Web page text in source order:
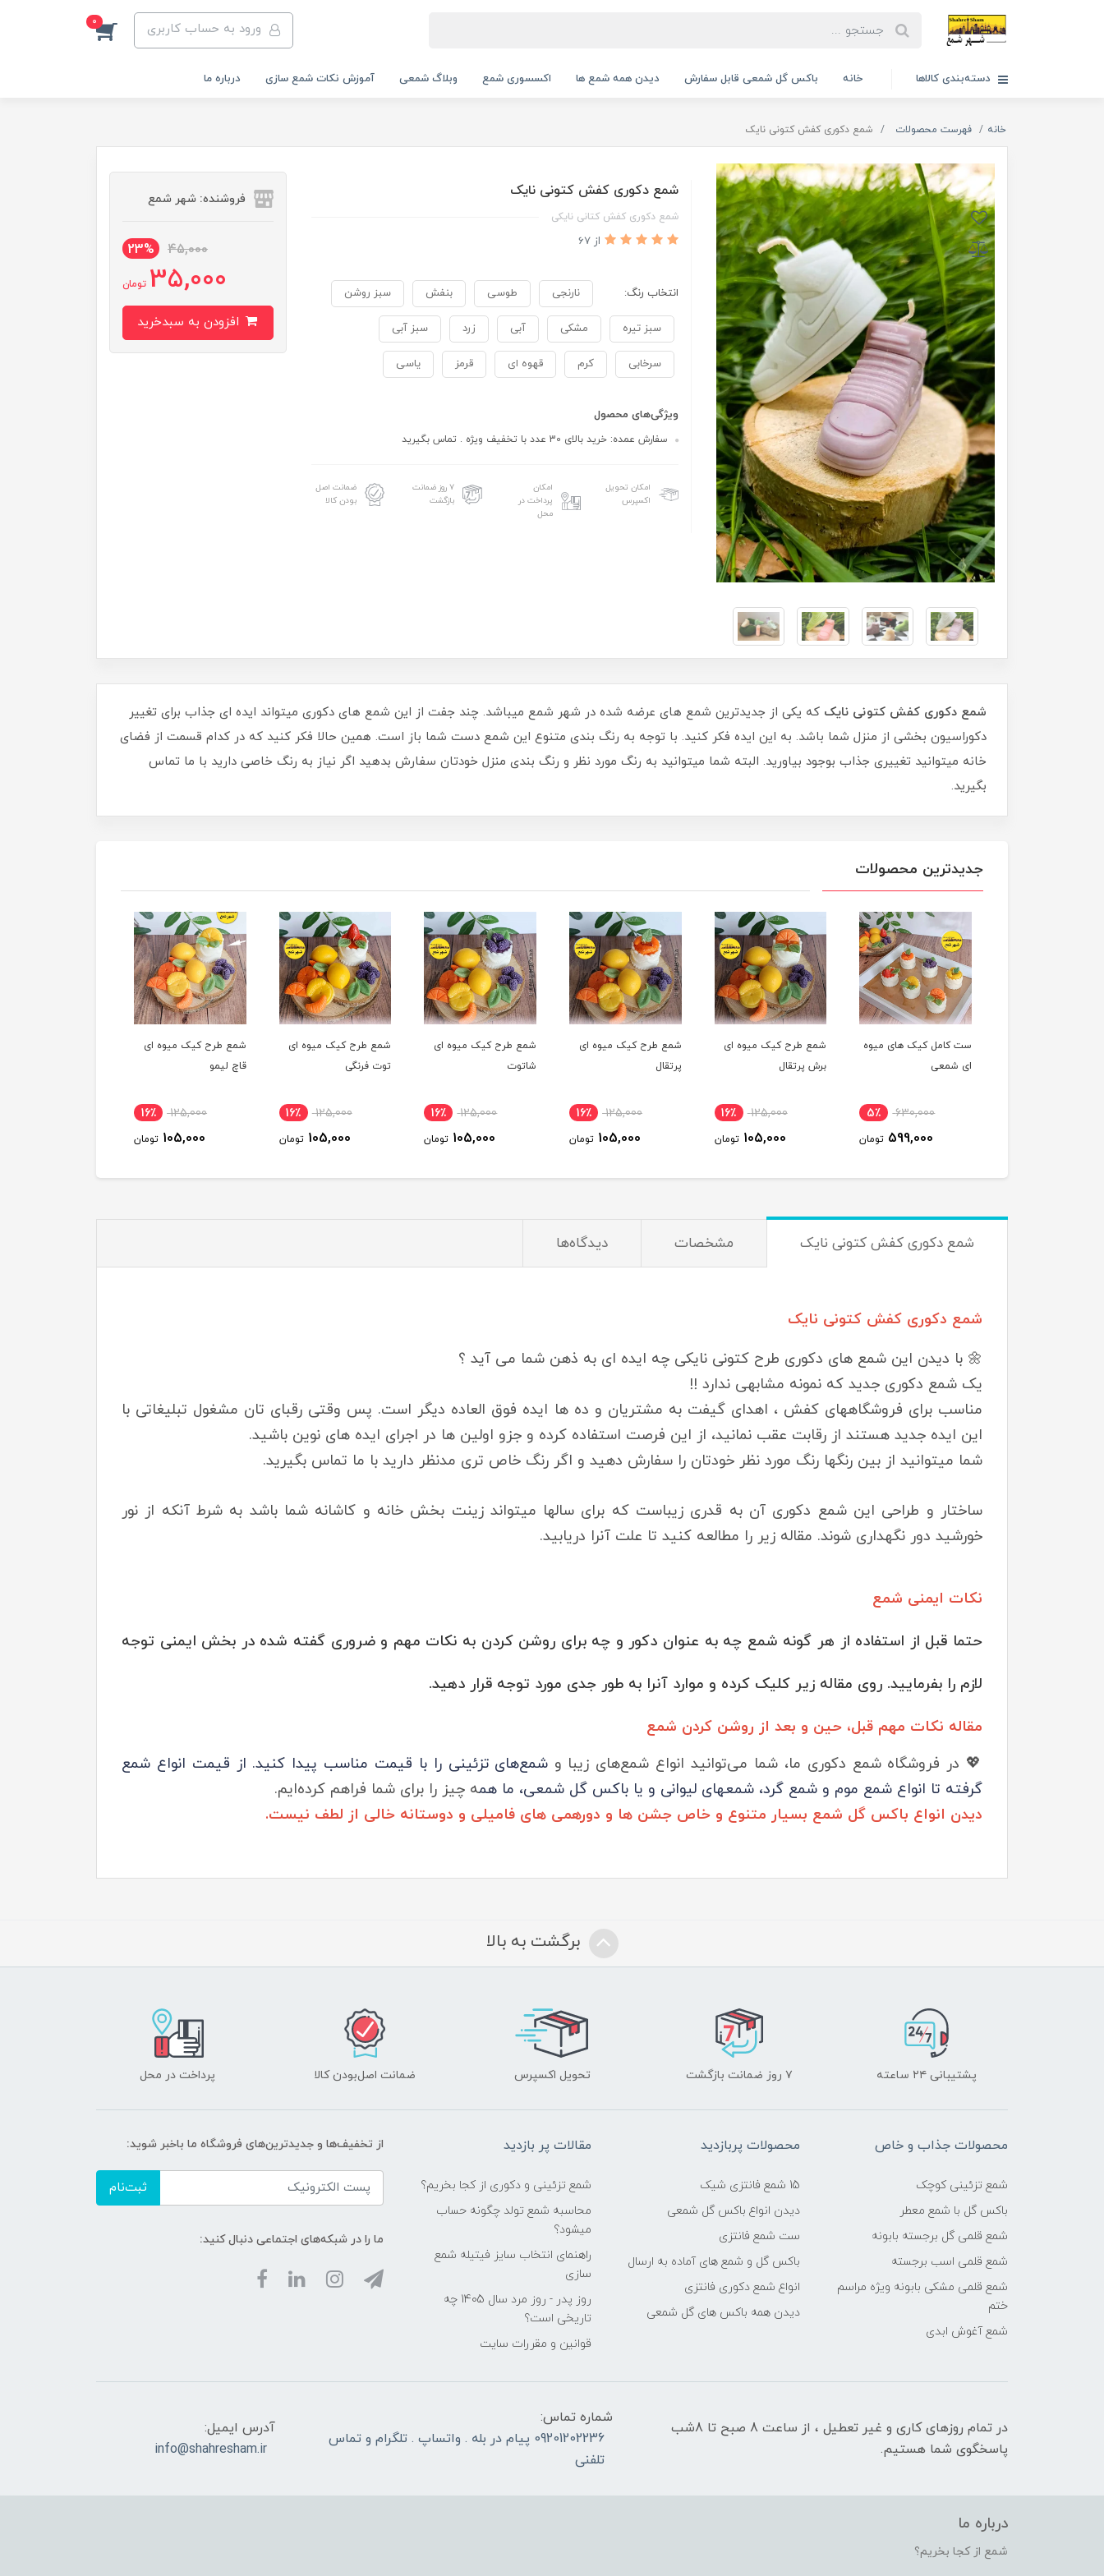
ورود به حساب کاربری 0
دسته‌بندی کالاها خانه باکس گل شمعی قابل سفارش دیدن همه شمع ها اکسسوری شمع وبلاگ شمعی آموزش نکات شمع سازی درباره ما
خانه فهرست محصولات شمع دکوری کفش کتونی نایک
شمع دکوری کفش کتونی نایک
شمع دکوری کفش کتانی نایکی
از 67
انتخاب رنگ: نارنجی طوسی بنفش سبز روشن
سبز تیره مشکی آبی زرد سبز آبی
سرخابی کرم قهوه ای قرمز یاسی
ویژگی‌های محصول
سفارش عمده: خرید بالای 30 عدد با تخفیف ویژه . تماس بگیرید
امکان تحویل
اکسپرس
امکان
پرداخت در
محل
۷ روز ضمانت
بازگشت
ضمانت اصل
بودن کالا
فروشنده: شهر شمع
45,000
23%
35,000 تومان
شمع دکوری کفش کتونی نایک که یکی از جدیدترین شمع های عرضه شده در شهر شمع میباشد. چند جفت از این شمع های دکوری میتواند ایده ای جذاب برای تغییر
دکوراسیون بخشی از منزل شما باشد. به این ایده فکر کنید. با توجه به رنگ بندی متنوع این شمع دست شما باز است. همین حالا فکر کنید که در کدام قسمت از فضای
خانه میتوانید تغییری جذاب بوجود بیاورید. البته شما میتوانید به رنگ مورد نظر و رنگ بندی منزل خودتان سفارش بدهید اگر نیاز به رنگ خاصی دارید با ما تماس
بگیرید.
جدیدترین محصولات
ست کامل کیک های میوه
ای شمعی
630,000 5٪
599,000 تومان
شمع طرح کیک میوه ای
برش پرتقال
125,000 16٪
105,000 تومان
شمع طرح کیک میوه ای
پرتقال
125,000 16٪
105,000 تومان
شمع طرح کیک میوه ای
شاتوت
125,000 16٪
105,000 تومان
شمع طرح کیک میوه ای
توت فرنگی
125,000 16٪
105,000 تومان
شمع طرح کیک میوه ای
قاچ لیمو
125,000 16٪
105,000 تومان
شمع دکوری کفش کتونی نایک مشخصات دیدگاه‌ها
شمع دکوری کفش کتونی نایک
🌼 با دیدن این شمع های دکوری طرح کتونی نایکی چه ایده ای به ذهن شما می آید ؟
یک شمع دکوری جدید که نمونه مشابهی ندارد !!
مناسب برای فروشگاههای کفش ، اهدای گیفت به مشتریان و ده ها ایده فوق العاده دیگر است. پس وقتی رقبای تان مشغول تبلیغاتی با
این ایده جدید هستند از رقابت عقب نمانید، از این فرصت استفاده کرده و جزو اولین ها در اجرای ایده های نوین باشید.
شما میتوانید از بین رنگها رنگ مورد نظر خودتان را سفارش دهید و اگر رنگ خاص تری مدنظر دارید با ما تماس بگیرید.
ساختار و طراحی این شمع دکوری آن به قدری زیباست که برای سالها میتواند زینت بخش خانه و کاشانه شما باشد به شرط آنکه از نور
خورشید دور نگهداری شوند. مقاله زیر را مطالعه کنید تا علت آنرا دریابید.
نکات ایمنی شمع
حتما قبل از استفاده از هر گونه شمع چه به عنوان دکور و چه برای روشن کردن به نکات مهم و ضروری گفته شده در بخش ایمنی توجه
لازم را بفرمایید. روی مقاله زیر کلیک کرده و موارد آنرا به طور جدی مورد توجه قرار دهید.
مقاله نکات مهم قبل، حین و بعد از روشن کردن شمع
💖 در فروشگاه شمع دکوری ما، شما می‌توانید انواع شمع‌های زیبا وشمع‌های تزئینی را با قیمت مناسب پیدا کنید. از قیمت انواع شمع
گرفته تا انواع شمع موم و شمع گرد، شمعهای لیوانی و یا باکس گل شمعی، ما همه چیز را برای شما فراهم کرده‌ایم.
دیدن انواع باکس گل شمع بسیار متنوع و خاص جشن ها و دورهمی های فامیلی و دوستانه خالی از لطف نیست.
برگشت به بالا
پشتیبانی ۲۴ ساعته ۷ روز ضمانت بازگشت تحویل اکسپرس ضمانت اصل‌بودن کالا پرداخت در محل
محصولات جذاب و خاص
شمع تزئینی کوچک
باکس گل با شمع معطر
شمع قلمی گل برجسته بابونه
شمع قلمی اسب برجسته
شمع قلمی مشکی بابونه ویژه مراسم
ختم
شمع آغوش ابدی
محصولات پربازدید
15 شمع فانتزی شیک
دیدن انواع باکس گل شمعی
ست شمع فانتزی
باکس گل و شمع های آماده به ارسال
انواع شمع دکوری فانتزی
دیدن همه باکس های گل شمعی
مقالات پر بازدید
شمع تزئینی و دکوری از کجا بخریم؟
محاسبه شمع تولد چگونه حساب
میشود؟
راهنمای انتخاب سایز فیتیله شمع
سازی
روز پدر - روز مرد سال 1405 چه
تاریخی است؟
قوانین و مقررات سایت
از تخفیف‌ها و جدیدترین‌های فروشگاه ما باخبر شوید:
ثبت‌نام
ما را در شبکه‌های اجتماعی دنبال کنید:
در تمام روزهای کاری و غیر تعطیل ، از ساعت 8 صبح تا 8شب
پاسخگوی شما هستیم.
شماره تماس:
09201202236 پیام در بله . واتساپ . تلگرام و تماس
تلفنی
آدرس ایمیل:
info@shahresham.ir
درباره ما
شمع از کجا بخریم؟